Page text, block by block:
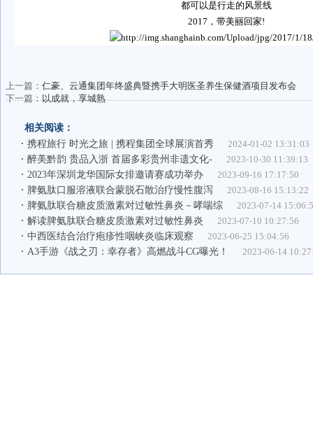
都可以是行走的风景线
2017 ，带美丽回家!
上一篇： 仁豪、云通集团年终盛典暨携手大明医圣养生保健酒项目发布会
下一篇： 以成就，享城熟
相关阅读：
携程旅行 时光之旅 | 携程集团全球展演首秀
2024-01-02 13:31:03
醉美黔韵 贵品入浙 首届多彩贵州非遗文化-
2023-10-30 11:39:13
2023年深圳龙华国际女排邀请赛成功举办
2023-09-16 17:17:50
脾氨肽口服溶液联合蒙脱石散治疗慢性腹泻
2023-08-16 15:13:22
脾氨肽联合糖皮质激素对过敏性鼻炎－哮喘综
2023-07-14
解读脾氨肽联合糖皮质激素对过敏性鼻炎
2023-07-10 10:27:56
中西医结合治疗疱疹性咽峡炎临床观察
2023-06-25 15:04:56
A3手游《战之刃：幸存者》高燃战斗CG曝光！
2023-06-14